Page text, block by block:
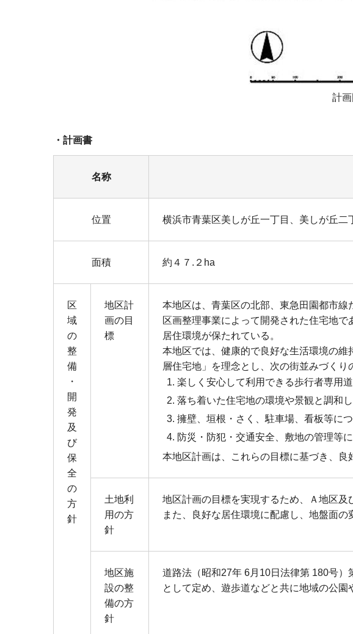
計
・計画書
名称
位置 横浜市青葉区美しが丘一丁目、美しが丘
面積 約４７.２ha
区
域
の
整
備
・
開
発
及
び
保
全
の
方
針
地区計
画の目
標
本地区は、青葉区の北部、東急田園都市
区画整理事業によって開発された住宅地
居住環境が保たれている。
本地区では、健康的で良好な生活環境の
層住宅地」を理念とし、次の街並みづくり
楽しく安心して利用できる歩行者専用
落ち着いた住宅地の環境や景観と調和
擁壁、垣根・さく、駐車場、看板等に
防災・防犯・交通安全、敷地の管理等
本地区計画は、これらの目標に基づき、良
土地利
用の方
針
地区計画の目標を実現するため、Ａ地区及
また、良好な居住環境に配慮し、地盤面
地区施
設の整
備の方
針
道路法（昭和27年 6月10日法律第 180号
として定め、遊歩道などと共に地域の公園